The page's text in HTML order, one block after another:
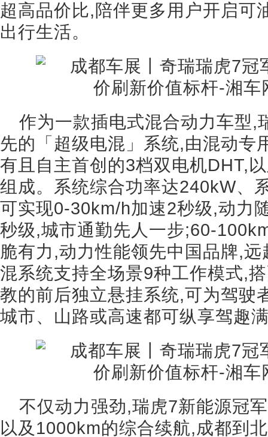
超高品价比,陪伴更多用户开启可
出行生活。
作为一款插电式混合动力车型,
先的「超级电混」系统,由混动专
有且自主首创的3档双电机DHT,
组成。系统综合功率达240kW、
可实现0-30km/h加速2秒级,动力
秒级,城市通勤先人一步;60-
脆有力,动力性能领先中国品牌,
混系统支持全场景9种工作模式,
教的前后独立悬挂系统,可为驾驶
城市、山路或高速都可纵享驾趣
不仅动力强劲,瑞虎7新能源冠
以及1000km的综合续航,成都到